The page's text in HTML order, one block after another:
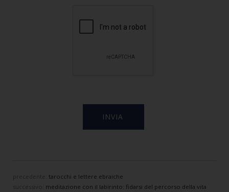
precedente: tarocchi e lettere ebraiche
meditazione con il labirinto: fidarsi del percorso della vita